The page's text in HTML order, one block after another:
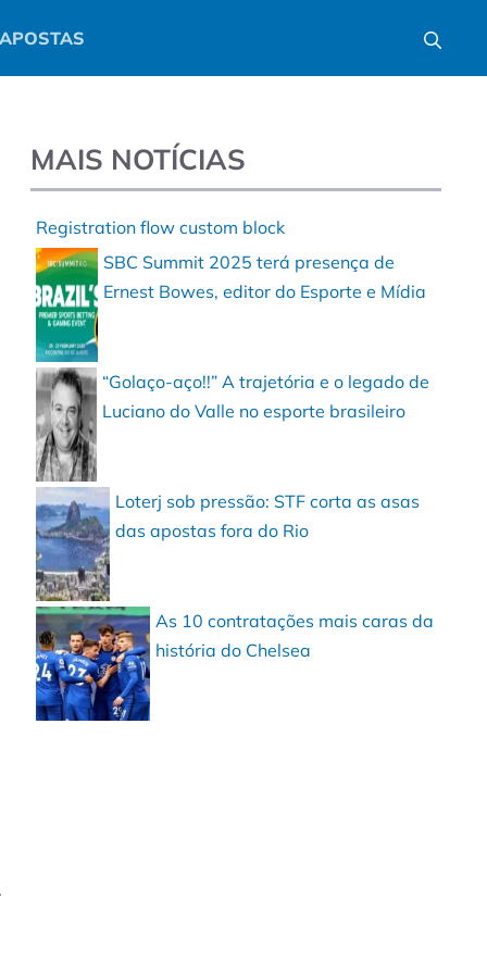
APOSTAS
MAIS NOTÍCIAS
Registration flow custom block
SBC Summit 2025 terá presença de
Ernest Bowes, editor do Esporte e Mídia
“Golaço-aço!!” A trajetória e o legado de
Luciano do Valle no esporte brasileiro
Loterj sob pressão: STF corta as asas
das apostas fora do Rio
As 10 contratações mais caras da
história do Chelsea